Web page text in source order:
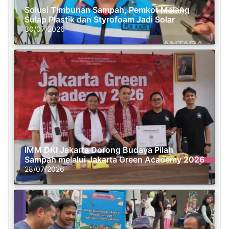
Solusi Timbunan Sampah, Pemkot Malang
Sulap Plastik dan Styrofoam Jadi Solar
30/07/2026
IMM DKI Jakarta Dorong Budaya Pilah
Sampah melalui Jakarta Green Academy 2026
28/07/2026